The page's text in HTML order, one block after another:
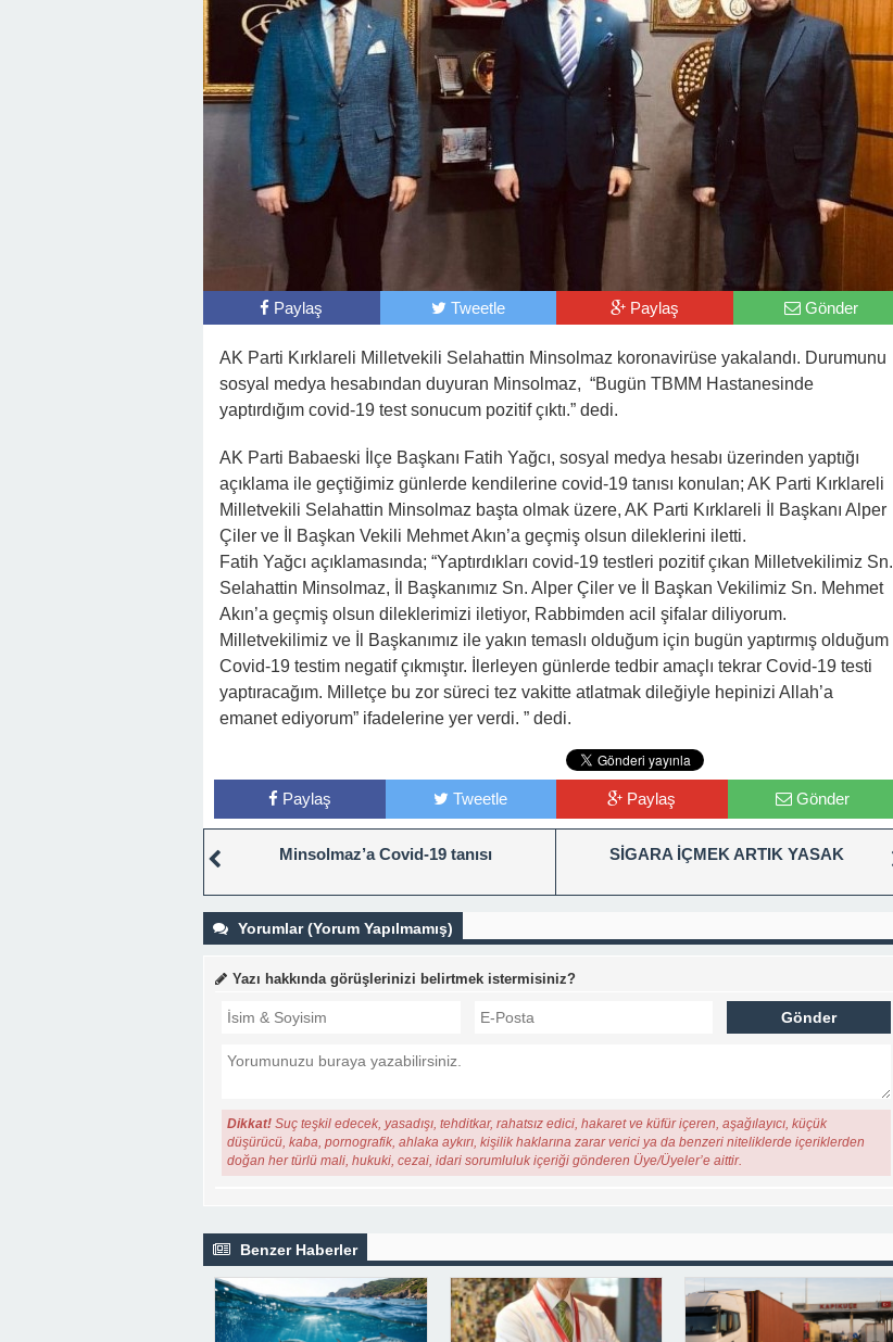
Paylaş Tweetle Paylaş Gönder
AK Parti Kırklareli Milletvekili Selahattin Minsolmaz koronavirüse yakalandı. Durumunu
sosyal medya hesabından duyuran Minsolmaz, “Bugün TBMM Hastanesinde
yaptırdığım covid-19 test sonucum pozitif çıktı.” dedi.
AK Parti Babaeski İlçe Başkanı Fatih Yağcı, sosyal medya hesabı üzerinden yaptığı
açıklama ile geçtiğimiz günlerde kendilerine covid-19 tanısı konulan; AK Parti Kırklareli
Milletvekili Selahattin Minsolmaz başta olmak üzere, AK Parti Kırklareli İl Başkanı Alper
Çiler ve İl Başkan Vekili Mehmet Akın’a geçmiş olsun dileklerini iletti.
Fatih Yağcı açıklamasında; “Yaptırdıkları covid-19 testleri pozitif çıkan Milletvekilimiz Sn.
Selahattin Minsolmaz, İl Başkanımız Sn. Alper Çiler ve İl Başkan Vekilimiz Sn. Mehmet
Akın’a geçmiş olsun dileklerimizi iletiyor, Rabbimden acil şifalar diliyorum.
Milletvekilimiz ve İl Başkanımız ile yakın temaslı olduğum için bugün yaptırmış olduğum
Covid-19 testim negatif çıkmıştır. İlerleyen günlerde tedbir amaçlı tekrar Covid-19 testi
yaptıracağım. Milletçe bu zor süreci tez vakitte atlatmak dileğiyle hepinizi Allah’a
emanet ediyorum” ifadelerine yer verdi. ” dedi.
Paylaş Tweetle Paylaş Gönder
Minsolmaz’a Covid-19 tanısı SİGARA İÇMEK ARTIK YASAK
Yorumlar (Yorum Yapılmamış)
Yazı hakkında görüşlerinizi belirtmek istermisiniz?
Dikkat! Suç teşkil edecek, yasadışı, tehditkar, rahatsız edici, hakaret ve küfür içeren, aşağılayıcı, küçük
düşürücü, kaba, pornografik, ahlaka aykırı, kişilik haklarına zarar verici ya da benzeri niteliklerde içeriklerden
doğan her türlü mali, hukuki, cezai, idari sorumluluk içeriği gönderen Üye/Üyeler’e aittir.
Benzer Haberler